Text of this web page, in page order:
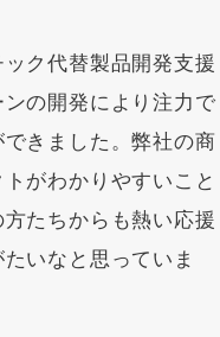
ク代替製品開発支援
の開発により注力で
きました。弊社の商
がわかりやすいこと
たちからも熱い応援
いなと思っていま